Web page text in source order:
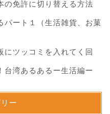
の免許に切り替える方法
パート１（生活雑貨、お菓
にツッコミを入れてく回
台湾あるあるー生活編ー
ー